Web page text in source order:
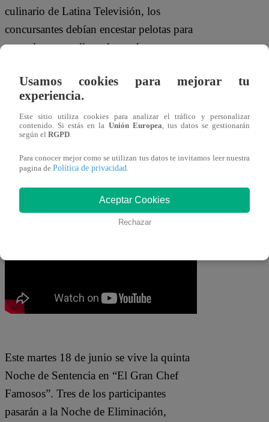
culinario de Latina Televisión, los
concursantes debían encestar pelotas para
ganar la canasta llena de productos que
Leyla Chihuán ocupó el primer lugar de
la tabla con 5 canastas en un minuto.
Gané. Estoy segura”, celebró al
terminarse el tiempo.
Este martes 18 de junio se vive la quinta
Noche de Sentencia en “El Gran Chef
Famosos”. Tres de los participantes
pasarán a la Noche de Eliminación,
Usamos cookies para mejorar tu
experiencia.
Este sitio utiliza cookies para analizar el tráfico y personalizar
contenido. Si estás en la Unión Europea, tus datos se gestionarán
según el RGPD.
Para conocer mejor como se utilizan tus datos te invitamos leer nuestra
pagina de Política de privacidad.
Aceptar Cookies
Rechazar